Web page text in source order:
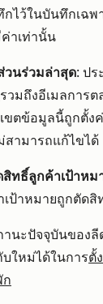
ไว้ในบันทึกเฉพ
าเท่านั้น
วนร่วมล่าสุด: ปร
รวมถึงอีเมลการ
ขตข้อมูลนี้ถูกตั้ง
สามารถแก้ไขได้
ทธิ์ลูกค้าเป้าหม
เป้าหมายถูกตัดสิ
านะปัจจุบันของ
ใหม่ได้ในการตั้
ก